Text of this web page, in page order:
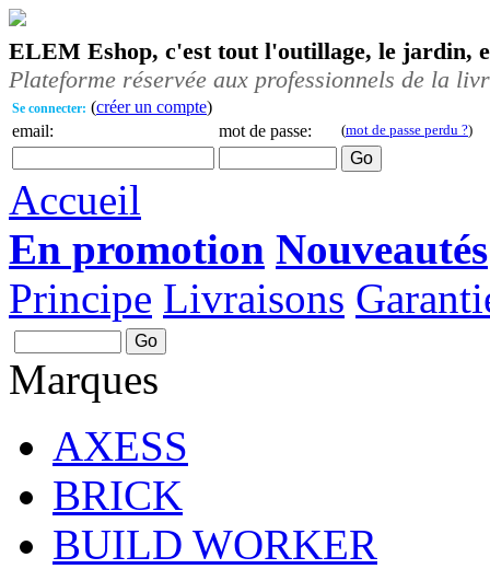
ELEM Eshop, c'est tout l'outillage, le jardin,
Plateforme réservée aux professionnels de la
Se connecter: (créer un compte)
email:
mot de passe: (mot de passe perdu ?)
Accueil
En promotion Nouveautés
Principe Livraisons
Marques
AXESS
BRICK
BUILD WORKER